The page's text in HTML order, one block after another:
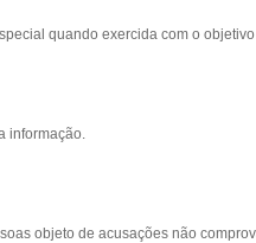
quando exercida com o
informação.
objeto de acusações não